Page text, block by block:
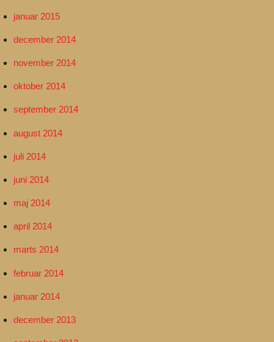
januar 2015
december 2014
november 2014
oktober 2014
september 2014
august 2014
juli 2014
juni 2014
maj 2014
april 2014
marts 2014
februar 2014
januar 2014
december 2013